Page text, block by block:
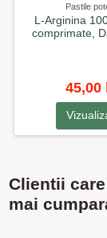
Pastile
L-Arginina
comprimate,
45,00
Clientii
mai